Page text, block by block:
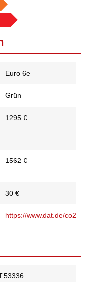
Euro 6e
Grün
1295 €
1562 €
30 €
https://www.dat.de/co2